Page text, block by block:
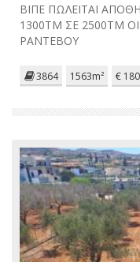
ΒΙΠΕ ΠΩΛΕΙΤΑΙ
1300ΤΜ ΣΕ 2500ΤΜ
ΡΑΝΤΕΒΟΥ
3864 1563m² €